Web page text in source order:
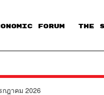
FORUM THE
กฎาคม 2026